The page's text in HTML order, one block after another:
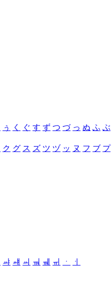
ぅ く ぐ す ず つ づ っ ぬ ふ ぶ
ク グ ス ズ ツ ヅ ッ ヌ フ ブ プ
ㆇ ㆈ ㆉ ㆊ ㆋ ㆌ ㆍ
ㆎ